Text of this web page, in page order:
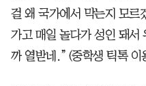
걸 왜 국가에서 막는지 모르
가고 매일 놀다가 성인 돼서
까 열받네.”(중학생 틱톡 이